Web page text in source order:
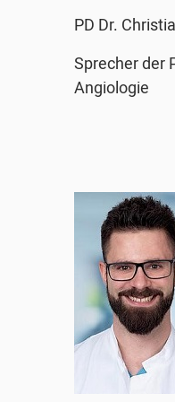
PD Dr.
Sprecher der
Angiologie